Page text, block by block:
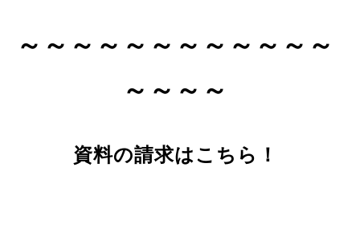
～～～～～～～～～～～～
～～～～
資料の請求はこちら！